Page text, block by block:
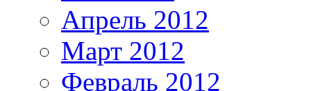
Апрель 2012
Март 2012
Февраль 2012